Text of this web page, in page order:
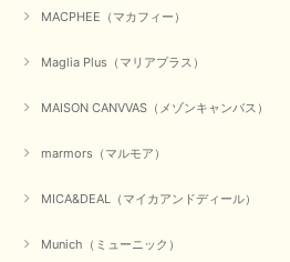
2025/10/25
かわいいふわふわのベスト届きました あり
この度は数多くあるお店の中から
いただけて何よりでございます。
MACPHEE（マカフィー）
Maglia Plus（マリアプラス）
MAISON CANVVAS（メゾンキャンバス）
marmors（マルモア）
MICA&DEAL（マイカアンドディール）
Munich（ミューニック）